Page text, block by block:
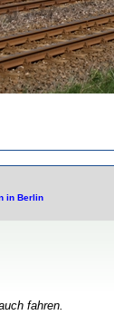
in Berlin
fahren.